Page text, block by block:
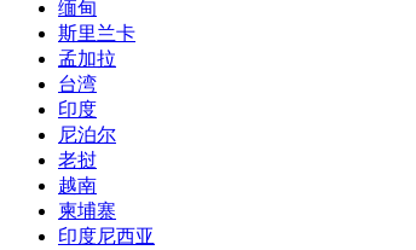
缅甸
斯里兰卡
孟加拉
台湾
印度
尼泊尔
老挝
越南
柬埔寨
印度尼西亚